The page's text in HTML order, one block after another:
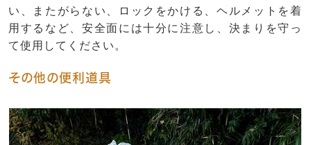
い、またがらない、ロックをかける、ヘルメットを着
用するなど、安全面には十分に注意し、決まりを守っ
て使用してください。
その他の便利道具